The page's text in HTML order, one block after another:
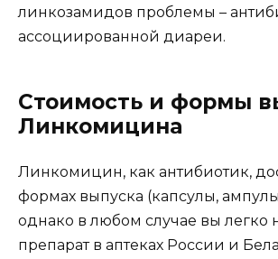
линкозамидов проблемы –
ассоциированной диареи.
Стоимость и формы
Линкомицина
Линкомицин, как антибиотик,
формах выпуска (капсулы,
однако в любом случае вы легко
препарат в аптеках России и